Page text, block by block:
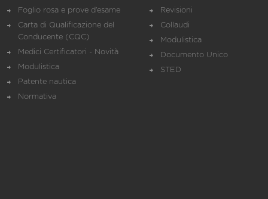
Foglio rosa e prove d’esame
Carta di Qualificazione del
Conducente (CQC)
Medici Certificatori - Novità
Modulistica
Patente nautica
Normativa
Revisioni
Collaudi
Modulistica
Documento Unico
STED